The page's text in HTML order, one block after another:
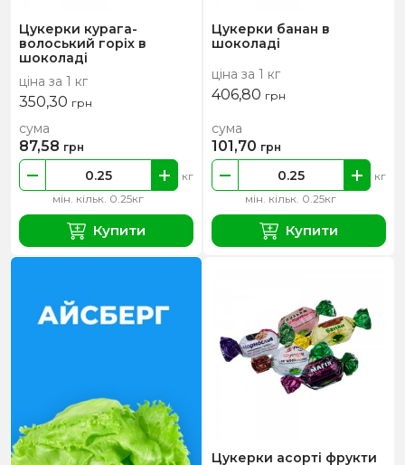
Цукерки курага-
волоський горіх в
шоколаді
ціна за 1 кг
350,30 грн
мін. кільк. 0.25кг
кг
сума
87,58 грн
Купити
Цукерки банан в
шоколаді
ціна за 1 кг
406,80 грн
мін. кільк. 0.25кг
кг
сума
101,70 грн
Купити
Цукерки асорті фрукти